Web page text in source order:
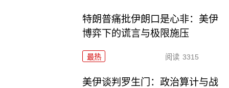
特朗普痛批伊朗口是心非：美伊
博弈下的谎言与极限施压
最热 阅读 3315
美伊谈判罗生门：政治算计与战